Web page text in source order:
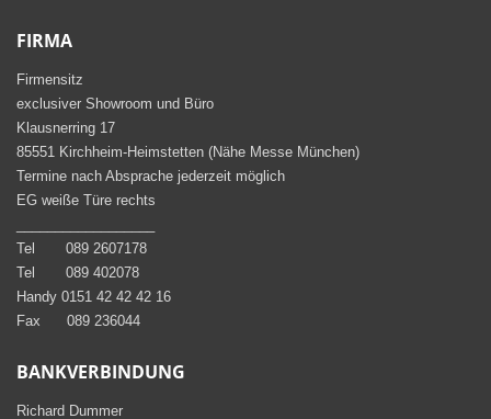
FIRMA
Firmensitz
exclusiver Showroom und Büro
Klausnerring 17
85551 Kirchheim-Heimstetten (Nähe Messe München)
Termine nach Absprache jederzeit möglich
EG weiße Türe rechts
Tel 089 2607178
Tel 089 402078
Handy 0151 42 42 42 16
Fax 089 236044
BANKVERBINDUNG
Richard Dummer